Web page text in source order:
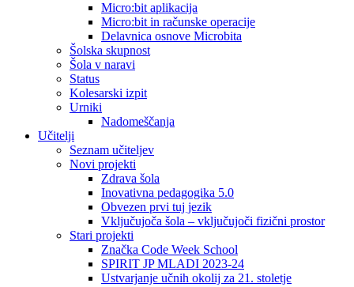
Micro:bit aplikacija
Micro:bit in računske operacije
Delavnica osnove Microbita
Šolska skupnost
Šola v naravi
Status
Kolesarski izpit
Urniki
Nadomeščanja
Učitelji
Seznam učiteljev
Novi projekti
Zdrava šola
Inovativna pedagogika 5.0
Obvezen prvi tuj jezik
Vključujoča šola – vključujoči fizični prostor
Stari projekti
Značka Code Week School
SPIRIT JP MLADI 2023-24
Ustvarjanje učnih okolij za 21. stoletje